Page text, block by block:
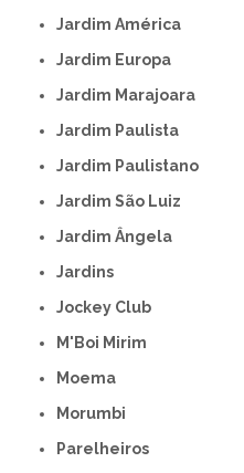
Jardim América
Jardim Europa
Jardim Marajoara
Jardim Paulista
Jardim Paulistano
Jardim São Luiz
Jardim Ângela
Jardins
Jockey Club
M'Boi Mirim
Moema
Morumbi
Parelheiros